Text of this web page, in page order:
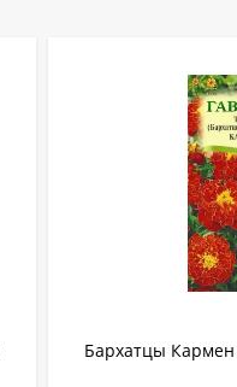
Бархатцы Кармен